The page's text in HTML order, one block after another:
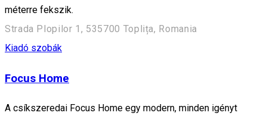
méterre fekszik.
Strada Plopilor 1, 535700 Toplița, Romania
Kiadó szobák
Focus Home
A csíkszeredai Focus Home egy modern, minden igényt